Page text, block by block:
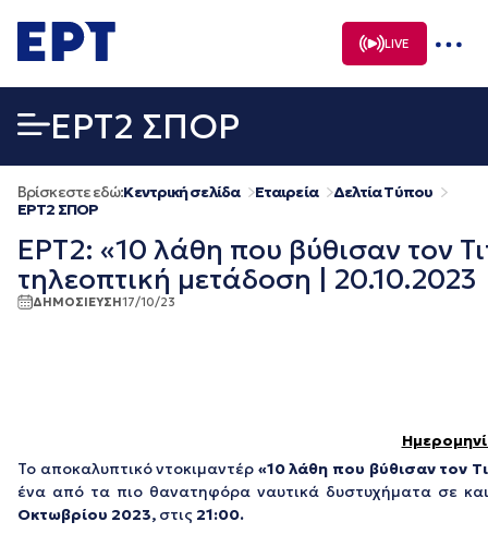
σε
περιεχόμενο
LIVE
EΡΤ2 ΣΠΟΡ
Βρίσκεστε εδώ:Κεντρική σελίδα Εταιρεία
Δελτία Τύπου
EΡΤ2 ΣΠΟΡ
ΕΡΤ2: «10 λάθη που βύθισαν τον
τηλεοπτική μετάδοση | 20.10.2023
ΔΗΜΟΣΙΕΥΣΗ17/10/23
Το αποκαλυπτικό ντοκιμαντέρ «10λάθη που βύθισαν τον
ένα από τα πιο θανατηφόρα ναυτικά δυστυχήματα σε
Οκτωβρίου 2023, στις 21:00.